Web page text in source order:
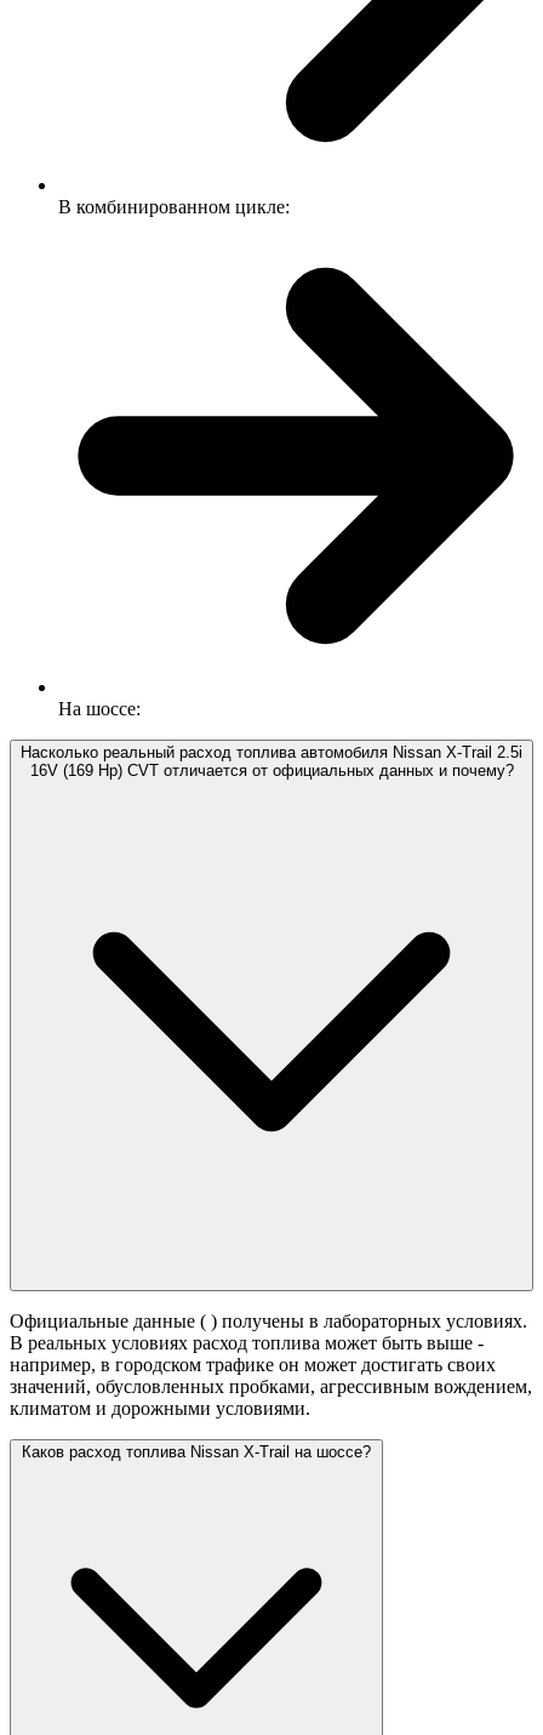
В комбинированном цикле:
На шоссе:
Насколько реальный расход топлива автомобиля Nissan X-Trail 2.5i
16V (169 Hp) CVT отличается от официальных данных и почему?
Официальные данные ( ) получены в лабораторных условиях.
В реальных условиях расход топлива может быть выше -
например, в городском трафике он может достигать своих
значений, обусловленных пробками, агрессивным вождением,
климатом и дорожными условиями.
Каков расход топлива Nissan X-Trail на шоссе?